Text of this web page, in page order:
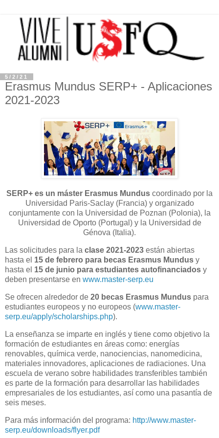
5/2/21
Erasmus Mundus SERP+ - Aplicaciones
2021-2023
SERP+ es un máster Erasmus Mundus coordinado por la
Universidad Paris-Saclay (Francia) y organizado
conjuntamente con la Universidad de Poznan (Polonia), la
Universidad de Oporto (Portugal) y la Universidad de
Génova (Italia).
Las solicitudes para la clase 2021-2023 están abiertas
hasta el 15 de febrero para becas Erasmus Mundus y
hasta el 15 de junio para estudiantes autofinanciados y
deben presentarse en www.master-serp.eu
Se ofrecen alrededor de 20 becas Erasmus Mundus para
estudiantes europeos y no europeos (www.master-
serp.eu/apply/scholarships.php).
La enseñanza se imparte en inglés y tiene como objetivo la
formación de estudiantes en áreas como: energías
renovables, química verde, nanociencias, nanomedicina,
materiales innovadores, aplicaciones de radiaciones. Una
escuela de verano sobre habilidades transferibles también
es parte de la formación para desarrollar las habilidades
empresariales de los estudiantes, así como una pasantía de
seis meses.
Para más información del programa: http://www.master-
serp.eu/downloads/flyer.pdf